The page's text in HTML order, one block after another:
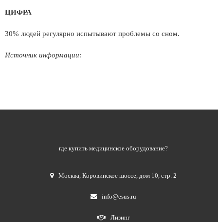
ЦИФРА
30% людей регулярно испытывают проблемы со сном.
Источник информации:
где купить медицинское оборудование?
Москва,Коровинское шоссе, дом 10, стр. 2
info@esus.ru
Лизинг